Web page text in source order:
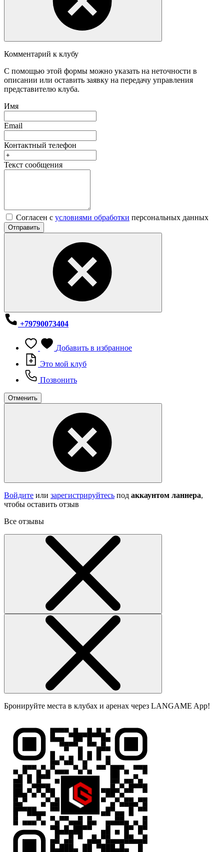
Комментарий к клубу
С помощью этой формы можно указать на неточности в
описании или оставить заявку на передачу управления
представителю клуба.
Имя
Email
Контактный телефон
Текст сообщения
Согласен с условиями обработки персональных данных
Отправить
+79790073404
Добавить в избранное
Это мой клуб
Позвонить
Отменить
Войдите или зарегистрируйтесь под аккаунтом ланнера,
чтобы оставить отзыв
Все отзывы
Бронируйте места в клубах и аренах через LANGAME App!